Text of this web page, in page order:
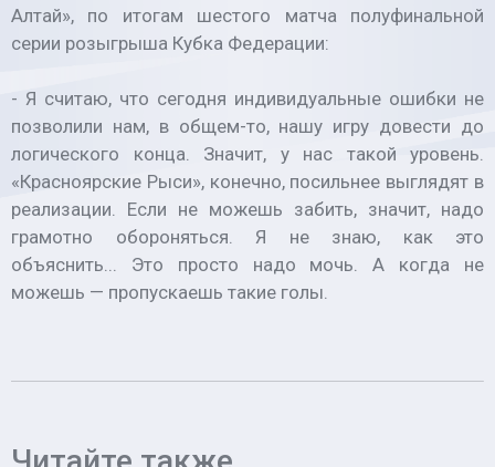
Алтай», по итогам шестого матча полуфинальной
серии розыгрыша Кубка Федерации:
- Я считаю, что сегодня индивидуальные ошибки не
позволили нам, в общем-то, нашу игру довести до
логического конца. Значит, у нас такой уровень.
«Красноярские Рыси», конечно, посильнее выглядят в
реализации. Если не можешь забить, значит, надо
грамотно обороняться. Я не знаю, как это
объяснить... Это просто надо мочь. А когда не
можешь — пропускаешь такие голы.